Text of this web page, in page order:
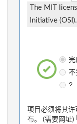
The MIT
Initiative (OSI).
完
不
?
项目必须将其许
布。 (需要网址)